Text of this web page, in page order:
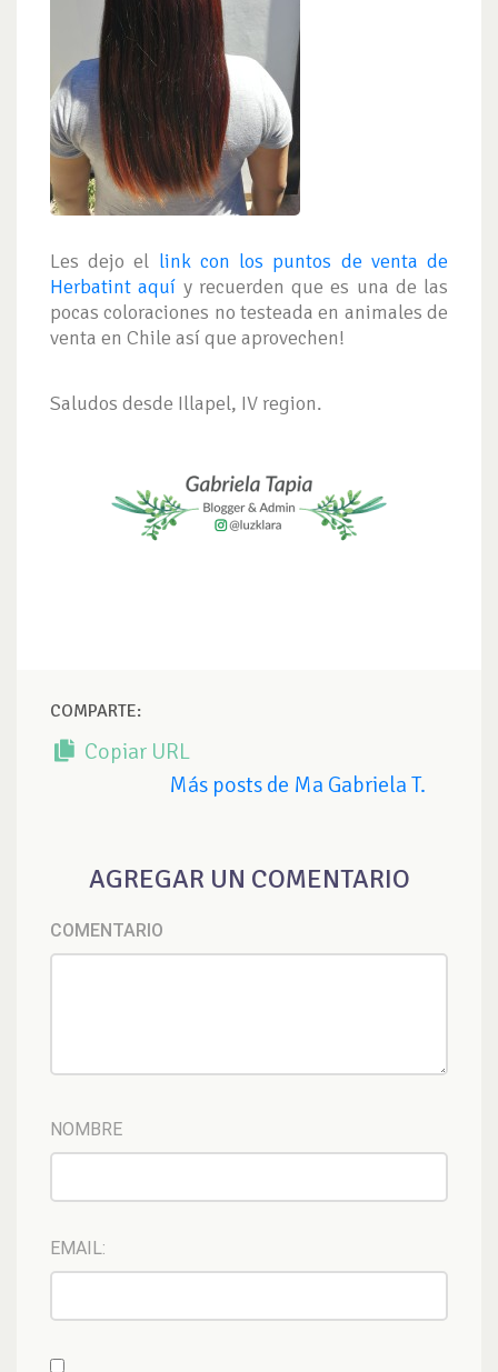
Les dejo el link con los puntos de venta de
Herbatint aquí y recuerden que es una de las
pocas coloraciones no testeada en animales de
venta en Chile así que aprovechen!
Saludos desde Illapel, IV region.
COMPARTE:
Copiar URL
Más posts de Ma Gabriela T.
AGREGAR UN COMENTARIO
COMENTARIO
NOMBRE
EMAIL: